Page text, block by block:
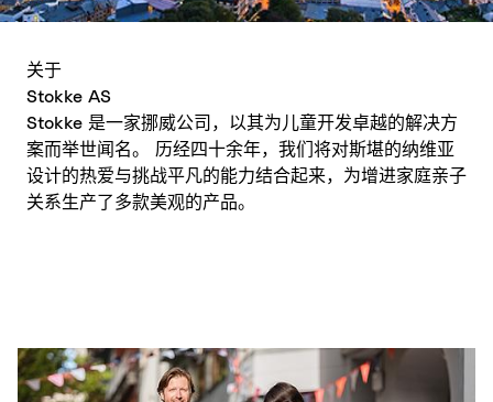
t
关于
Stokke AS
Stokke 是一家挪威公司，以其为儿童开发卓越的解决方
案而举世闻名。 历经四十余年，我们将对斯堪的纳维亚
设计的热爱与挑战平凡的能力结合起来，为增进家庭亲子
关系生产了多款美观的产品。